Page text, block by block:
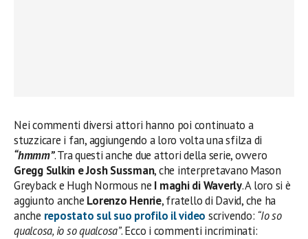
Nei commenti diversi attori hanno poi continuato a
stuzzicare i fan, aggiungendo a loro volta una sfilza di
“hmmm”. Tra questi anche due attori della serie, ovvero
Gregg Sulkin e Josh Sussman, che interpretavano Mason
Greyback e Hugh Normous ne I maghi di Waverly. A loro si è
aggiunto anche Lorenzo Henrie, fratello di David, che ha
anche repostato sul suo profilo il video scrivendo: “Io so
qualcosa, io so qualcosa”. Ecco i commenti incriminati: